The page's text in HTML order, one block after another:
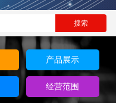
产品展示
经营范围